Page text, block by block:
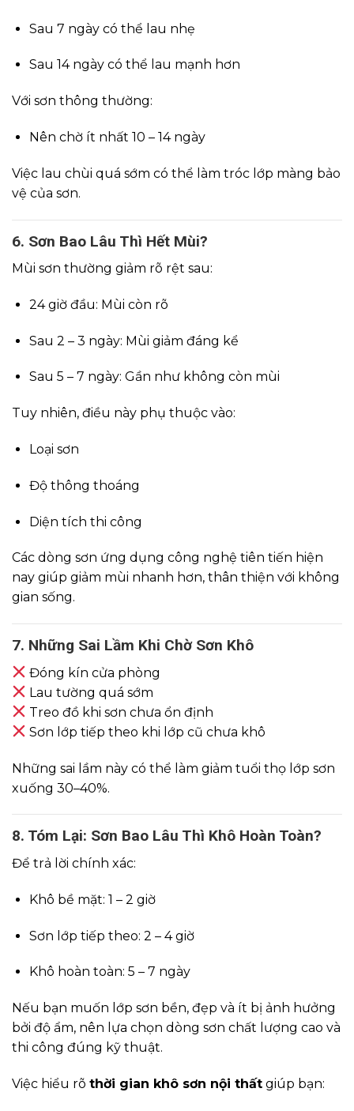
Sau 7 ngày có thể lau nhẹ
Sau 14 ngày có thể lau mạnh hơn
Với sơn thông thường:
Nên chờ ít nhất 10 – 14 ngày
Việc lau chùi quá sớm có thể làm tróc lớp màng bảo
vệ của sơn.
6. Sơn Bao Lâu Thì Hết Mùi?
Mùi sơn thường giảm rõ rệt sau:
24 giờ đầu: Mùi còn rõ
Sau 2 – 3 ngày: Mùi giảm đáng kể
Sau 5 – 7 ngày: Gần như không còn mùi
Tuy nhiên, điều này phụ thuộc vào:
Loại sơn
Độ thông thoáng
Diện tích thi công
Các dòng sơn ứng dụng công nghệ tiên tiến hiện
nay giúp giảm mùi nhanh hơn, thân thiện với không
gian sống.
7. Những Sai Lầm Khi Chờ Sơn Khô
Đóng kín cửa phòng
Lau tường quá sớm
Treo đồ khi sơn chưa ổn định
Sơn lớp tiếp theo khi lớp cũ chưa khô
Những sai lầm này có thể làm giảm tuổi thọ lớp sơn
xuống 30–40%.
8. Tóm Lại: Sơn Bao Lâu Thì Khô Hoàn Toàn?
Để trả lời chính xác:
Khô bề mặt: 1 – 2 giờ
Sơn lớp tiếp theo: 2 – 4 giờ
Khô hoàn toàn: 5 – 7 ngày
Nếu bạn muốn lớp sơn bền, đẹp và ít bị ảnh hưởng
bởi độ ẩm, nên lựa chọn dòng sơn chất lượng cao và
thi công đúng kỹ thuật.
Việc hiểu rõ thời gian khô sơn nội thất giúp bạn: